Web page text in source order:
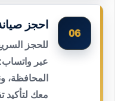
06
احجز
للحجز
عبر واتساب:
المحافظة،
معك لتأكيد